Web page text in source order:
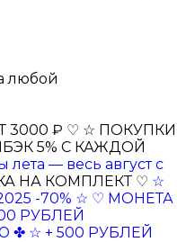
любой
3000 ₽ ♡ ☆ ПОКУПКИ
5% С КАЖДОЙ
— весь август с
НА КОМПЛЕКТ ♡ ☆
-70% ☆ ♡ МОНЕТА
РУБЛЕЙ
✤ ☆ + 500 РУБЛЕЙ